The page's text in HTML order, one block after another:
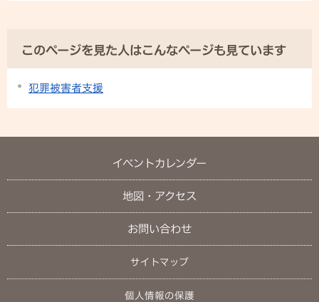
このページを見た人はこんなページも見ています
犯罪被害者支援
イベントカレンダー
地図・アクセス
お問い合わせ
サイトマップ
個人情報の保護